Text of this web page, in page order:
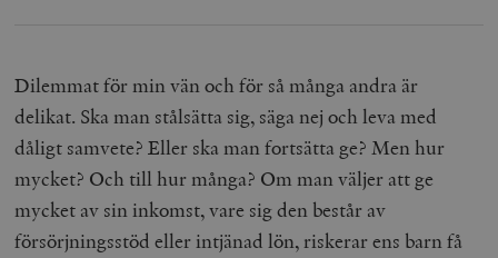
Dilemmat för min vän och för så många andra är
delikat. Ska man stålsätta sig, säga nej och leva med
dåligt samvete? Eller ska man fortsätta ge? Men hur
mycket? Och till hur många? Om man väljer att ge
mycket av sin inkomst, vare sig den består av
försörjningsstöd eller intjänad lön, riskerar ens barn få